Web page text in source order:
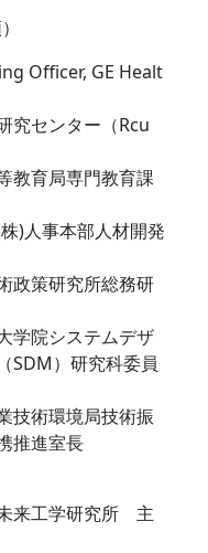
Officer, GE Healt
究センター（Rcu
教育局専門教育課
)人事本部人材開発
政策研究所総務研
学院システムデザ
SDM）研究科委員
技術環境局技術振
推進室長
来工学研究所 主